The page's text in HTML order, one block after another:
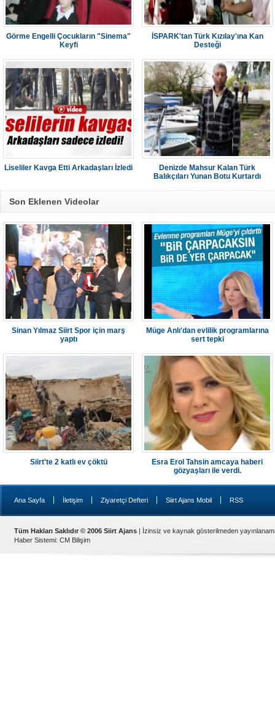
Görme Engelli Çocukların "Sinema"
Keyfi
İSPARK'tan Türk Kızılay'ına Kan
Desteği
Liseliler Kavga Etti Arkadaşları İzledi
Denizde Mahsur Kalan Türk
Balıkçıları Yunan Botu Kurtardı
Son Eklenen Videolar
Sinan Yılmaz Siirt Spor için marş
yaptı
Müge Anlı'dan evlilik programlarına
sert tepki
Siirt'te 2 katlı ev çöktü
Esra Erol Tahsin amcaya haberi
gözyaşları ile verdi.
Ana Sayfa İletişim Ziyaretçi Defteri Siirt Ajans Mobil RSS
Tüm Hakları Saklıdır © 2006 Siirt Ajans | İzinsiz ve kaynak gösterilmeden
Haber Sistemi: CM Bilişim